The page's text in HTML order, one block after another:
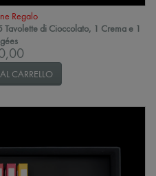
Regalo
di Cioccolato, 1 Crema e 1
CARRELLO